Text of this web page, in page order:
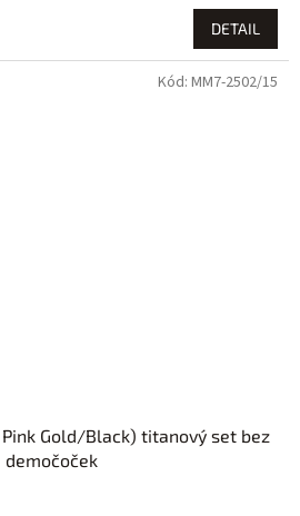
DETAIL
Gold/Black) titanový set bez
demočoček
Kód: MM7-2502/15